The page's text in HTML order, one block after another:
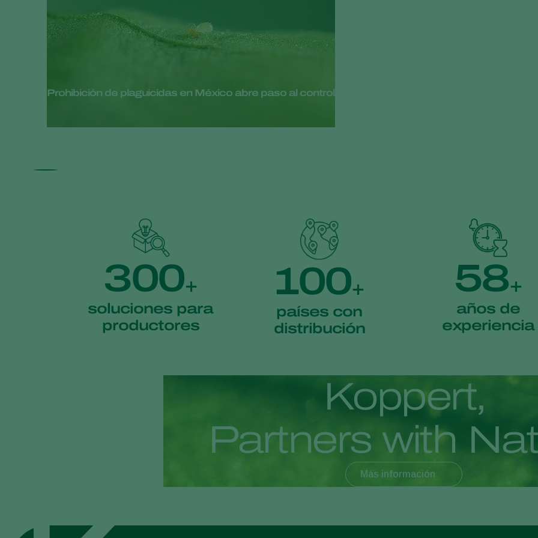
Prohibición de plaguicidas en México abre paso al control biológico
300+
soluciones para
productores
100+
países con
distribución
58+
años de
experiencia
Koppert,
Partners with Nat
Más información